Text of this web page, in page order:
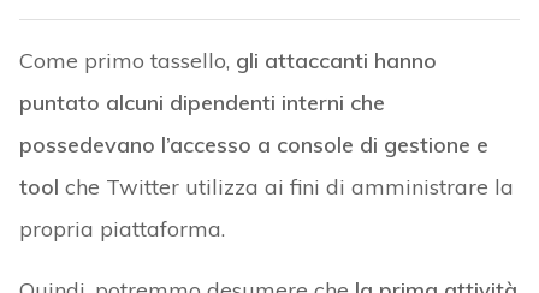
Come primo tassello, gli attaccanti hanno
puntato alcuni dipendenti interni che
possedevano l’accesso a console di gestione e
tool che Twitter utilizza ai fini di amministrare la
propria piattaforma.